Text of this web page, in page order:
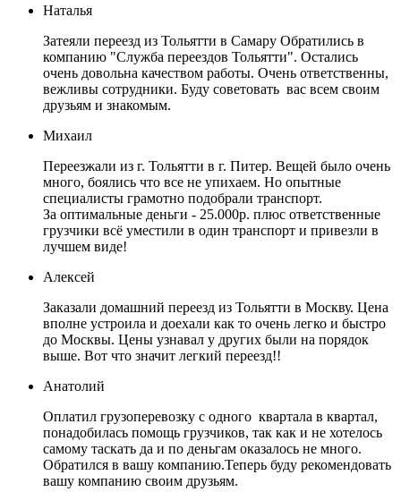
Наталья
Затеяли переезд из Тольятти в Самару Обратились в
компанию "Служба переездов Тольятти". Остались
очень довольна качеством работы. Очень ответственны,
вежливы сотрудники. Буду советовать вас всем своим
друзьям и знакомым.
Михаил
Переезжали из г. Тольятти в г. Питер. Вещей было очень
много, боялись что все не упихаем. Но опытные
специалисты грамотно подобрали транспорт.
За оптимальные деньги - 25.000р. плюс ответственные
грузчики всё уместили в один транспорт и привезли в
лучшем виде!
Алексей
Заказали домашний переезд из Тольятти в Москву. Цена
вполне устроила и доехали как то очень легко и быстро
до Москвы. Цены узнавал у других были на порядок
выше. Вот что значит легкий переезд!!
Анатолий
Оплатил грузоперевозку с одного квартала в квартал,
понадобилась помощь грузчиков, так как и не хотелось
самому таскать да и по деньгам оказалось не много.
Обратился в вашу компанию.Теперь буду рекомендовать
вашу компанию своим друзьям.